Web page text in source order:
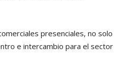
presenciales, no solo
e intercambio para el sector